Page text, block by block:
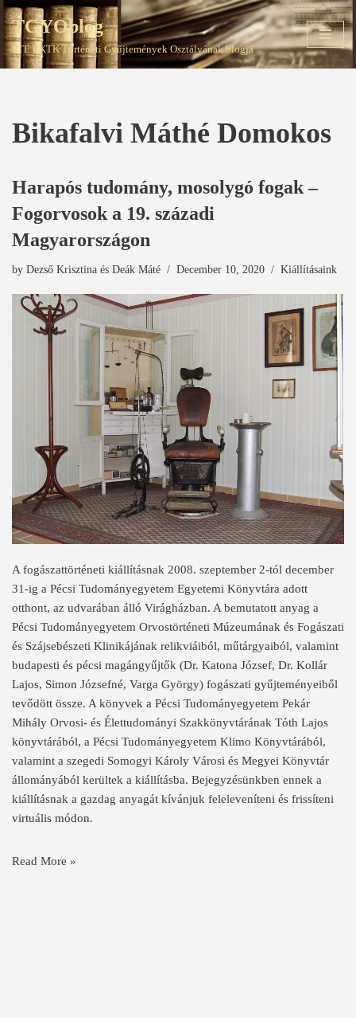
Skip
to
TGYOblog
PTE EKTK Történeti Gyűjtemények Osztályának blogja
Bikafalvi Máthé Domokos
Harapós tudomány, mosolygó fogak –
Fogorvosok a 19. századi
Magyarországon
by Dezső Krisztina és Deák Máté December 10, 2020 Kiállításaink
A fogászattörténeti kiállításnak 2008. szeptember 2-tól december
31-ig a Pécsi Tudományegyetem Egyetemi Könyvtára adott
otthont, az udvarában álló Virágházban. A bemutatott anyag a
Pécsi Tudományegyetem Orvostörténeti Múzeumának és Fogászati
és Szájsebészeti Klinikájának relikviáiból, műtárgyaiból, valamint
budapesti és pécsi magángyűjtők (Dr. Katona József, Dr. Kollár
Lajos, Simon Józsefné, Varga György) fogászati gyűjteményeiből
tevődött össze. A könyvek a Pécsi Tudományegyetem Pekár
Mihály Orvosi- és Élettudományi Szakkönyvtárának Tóth Lajos
könyvtárából, a Pécsi Tudományegyetem Klimo Könyvtárából,
valamint a szegedi Somogyi Károly Városi és Megyei Könyvtár
állományából kerültek a kiállításba. Bejegyzésünkben ennek a
kiállításnak a gazdag anyagát kívánjuk feleleveníteni és frissíteni
virtuális módon.
Read More »